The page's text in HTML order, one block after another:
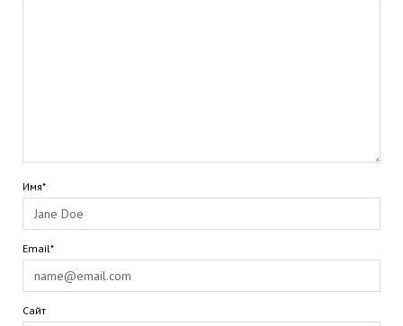
Имя*
Email*
Сайт